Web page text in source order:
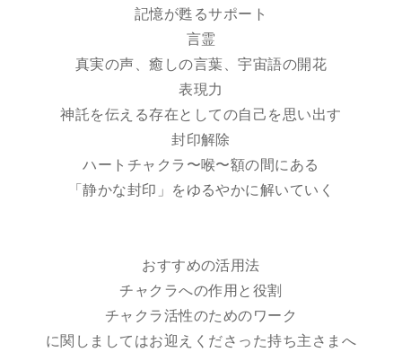
記憶が甦るサポート
言霊
真実の声、癒しの言葉、宇宙語の開花
表現力
神託を伝える存在としての自己を思い出す
封印解除
ハートチャクラ〜喉〜額の間にある
「静かな封印」をゆるやかに解いていく
おすすめの活用法
チャクラへの作用と役割
チャクラ活性のためのワーク
に関しましてはお迎えくださった持ち主さまへ